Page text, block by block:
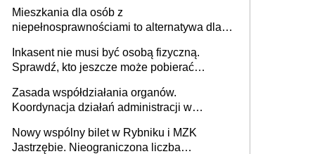
Mieszkania dla osób z
niepełnosprawnościami to alternatywa dla
samodzielnie lub z rodziną
Inkasent nie musi być osobą fizyczną.
Sprawdź, kto jeszcze może pobierać
Zasada współdziałania organów.
Koordynacja działań administracji w
Nowy wspólny bilet w Rybniku i MZK
Jastrzębie. Nieograniczona liczba